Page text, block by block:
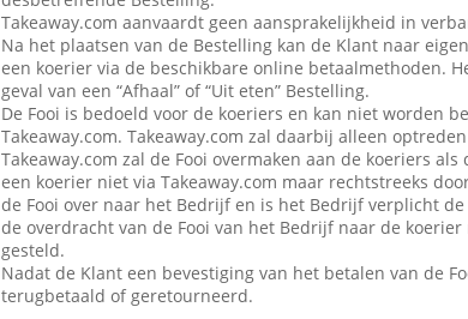
Takeaway.com aanvaardt geen aansprakelijkheid in
Na het plaatsen van de Bestelling kan de Klant naar
een koerier via de beschikbare online betaalmethoden.
geval van een “Afhaal” of “Uit eten” Bestelling.
De Fooi is bedoeld voor de koeriers en kan niet worden
Takeaway.com. Takeaway.com zal daarbij alleen
Takeaway.com zal de Fooi overmaken aan de koeriers
een koerier niet via Takeaway.com maar rechtstreeks
de Fooi over naar het Bedrijf en is het Bedrijf verplicht
de overdracht van de Fooi van het Bedrijf naar de
gesteld.
Nadat de Klant een bevestiging van het betalen van de
terugbetaald of geretourneerd.